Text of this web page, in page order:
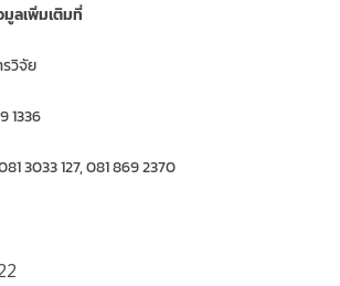
ลเพิ่มเติมที่
วิจัย
1336
3033 127, 081 869 2370